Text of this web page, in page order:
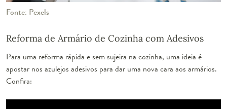
Fonte: Pexels
Reforma de Armário de Cozinha com Adesivos
Para uma reforma rápida e sem sujeira na cozinha, uma ideia é
apostar nos azulejos adesivos para dar uma nova cara aos armários.
Confira: